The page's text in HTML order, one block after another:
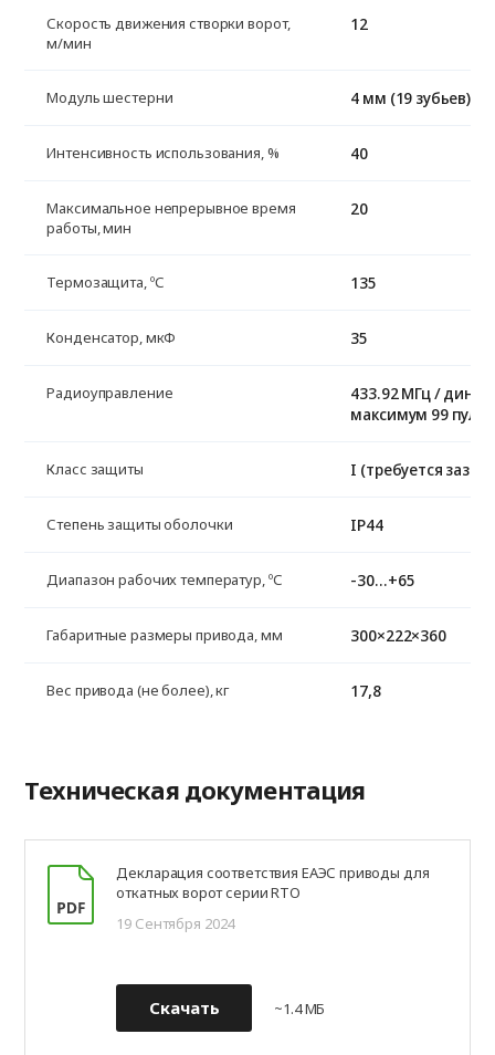
Скорость движения створки ворот,
м/мин
12
Модуль шестерни 4 мм (19 зубьев)
Интенсивность использования, % 40
Максимальное непрерывное время
работы, мин
20
Термозащита, ºС 135
Конденсатор, мкФ 35
Радиоуправление
433.92 МГц /
максимум 99
Класс защиты I (требуется
Степень защиты оболочки IP44
Диапазон рабочих температур, ºС -30…+65
Габаритные размеры привода, мм 300×222×360
Вес привода (не более), кг 17,8
Техническая документация
Декларация соответствия ЕАЭС приводы для
откатных ворот серии RTO
19 Сентября 2024
Скачать ~1.4 МБ